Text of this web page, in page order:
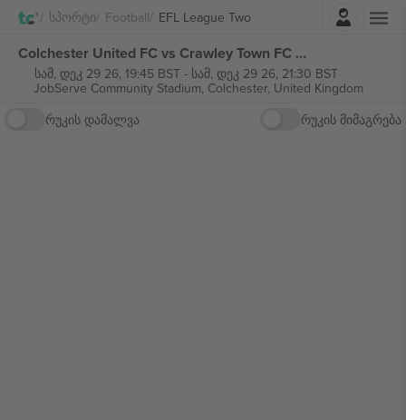
Სპორტი Football EFL League Twoშესვლა
Colchester United FC vs Crawley Town FC EFL League Two ბილეთი
სამ, დეკ 29 26, 19:45 BST- სამ, დეკ 29 26, 21:30 BST
JobServe Community Stadium, Colchester, United Kingdom
რუკის დამალვა
რუკის მიმაგრება